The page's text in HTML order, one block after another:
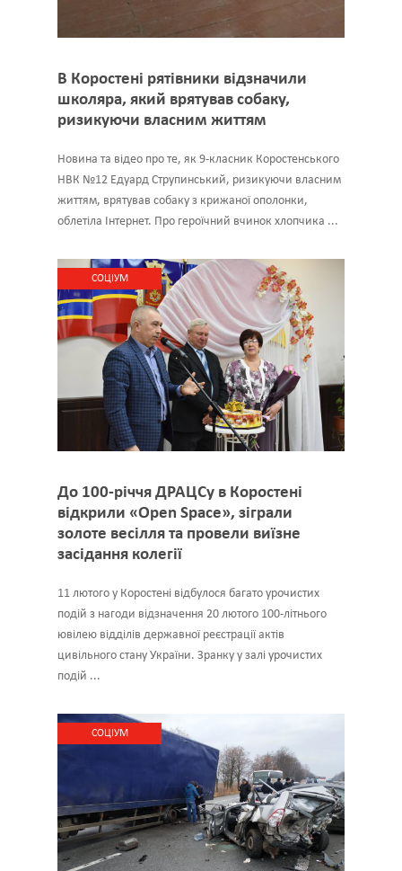
В Коростені рятівники відзначили
школяра, який врятував собаку,
ризикуючи власним життям
Новина та відео про те, як 9-класник Коростенського
НВК №12 Едуард Струпинський, ризикуючи власним
життям, врятував собаку з крижаної ополонки,
облетіла Інтернет. Про героїчний вчинок хлопчика ...
CОЦІУМ
До 100-річчя ДРАЦСу в Коростені
відкрили «Open Space», зіграли
золоте весілля та провели виїзне
засідання колегії
11 лютого у Коростені відбулося багато урочистих
подій з нагоди відзначення 20 лютого 100-літнього
ювілею відділів державної реєстрації актів
цивільного стану України. Зранку у залі урочистих
подій ...
CОЦІУМ